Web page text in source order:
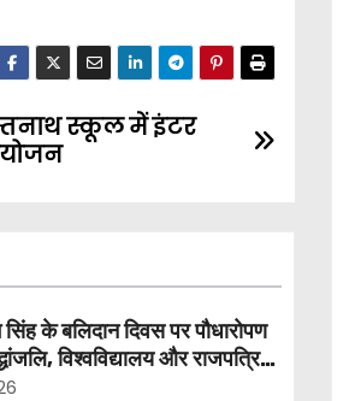
स्कूल में इंटर
के बलिदान दिवस पर पौधारोपण
विश्वविद्यालय और राजपत्रित
करने की उठी मांग